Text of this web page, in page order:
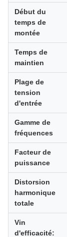
Début du
temps de
montée
Temps de
maintien
Plage de
tension
d'entrée
Gamme de
fréquences
Facteur de
puissance
Distorsion
harmonique
totale
Vin
d'efficacité: